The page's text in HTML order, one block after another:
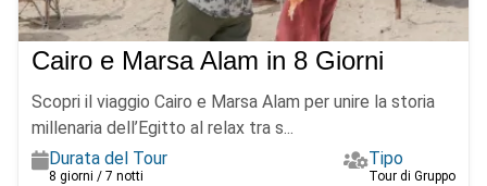
Cairo e Marsa Alam in 8 Giorni
Scopri il viaggio Cairo e Marsa Alam per unire la storia
millenaria dell’Egitto al relax tra s...
Durata del Tour
8 giorni / 7 notti
Tipo
Tour di Gruppo